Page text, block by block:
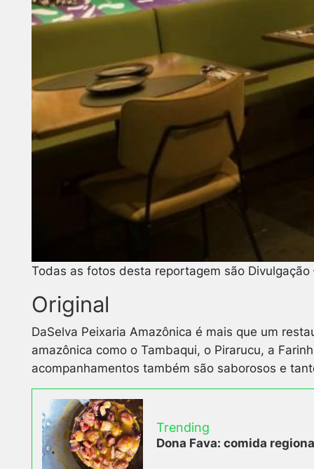
Todas as fotos desta reportagem são
Original
DaSelva Peixaria Amazônica é mais que um
amazônica como o Tambaqui, o Pirarucu, a
acompanhamentos também são saborosos e
Trending
Dona Fava: comida